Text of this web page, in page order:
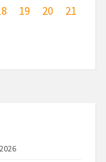
19 20 21